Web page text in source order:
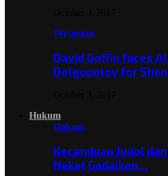
Pertanian
David Goffin faces
Dolgopolov for
Hukum
Hukum
Kecanduan Judol
Nekat Gadaikan…